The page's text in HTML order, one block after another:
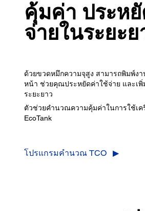
คุ้มค่า ประห
จ่ายในระยะย
ด้วยขวดหมึกความจุสูง สามารถพิมพ์งา
หน้า ช่วยคุณประหยัดค่าใช้จ่าย และเ
ระยะยาว
ตัวช่วยคำนวณความคุ้มค่าในการใช้เค
EcoTank
โปรแกรมคำนวณ TCO ▶